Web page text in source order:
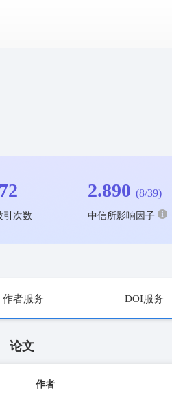
引次数
2.890 (8/39)
中信所影响因子
作者服务 DOI服务
论文
作者